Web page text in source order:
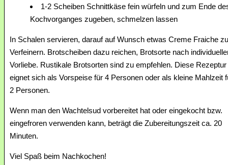
1-2 Scheiben Schnittkäse fein würfeln und zum Ende
Kochvorganges zugeben, schmelzen lassen
In Schalen servieren, darauf auf Wunsch etwas Creme Fraiche
Verfeinern. Brotscheiben dazu reichen, Brotsorte nach
Vorliebe. Rustikale Brotsorten sind zu empfehlen. Diese Rezeptur
eignet sich als Vorspeise für 4 Personen oder als kleine Mahlzeit
2 Personen.
Wenn man den Wachtelsud vorbereitet hat oder eingekocht bzw.
eingefroren verwenden kann, beträgt die Zubereitungszeit ca. 20
Minuten.
Viel Spaß beim Nachkochen!